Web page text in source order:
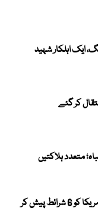
ایک اہلکار شہید
کر گئے
آبنائے ہرمز کھولنے کیلئے ایران نے امریکا کو 6 شرائط پیش کر